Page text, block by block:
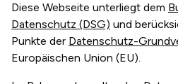
Diese Webseite unterliegt dem
Datenschutz (DSG) und
Punkte der Datenschutz-
Europäischen Union (EU).